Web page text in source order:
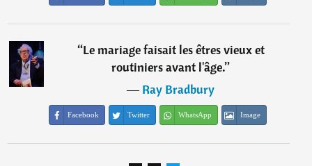
“Le mariage faisait les êtres vieux et
routiniers avant l'âge.”
―Ray Bradbury
Facebook Twitter WhatsApp Image